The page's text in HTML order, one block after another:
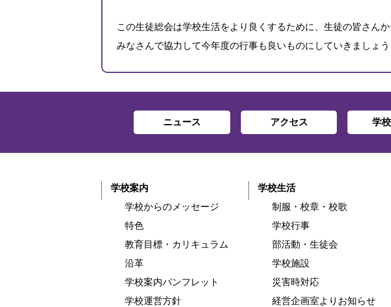
この生徒総会は学校生活をより良くするために、生徒の皆さん
みなさんで協力して今年度の行事も良いものにしていきましょ
ニュース アクセス 学
学校案内
学校からのメッセージ
特色
教育目標・カリキュラム
沿革
学校案内パンフレット
学校運営方針
学校生活
制服・校章・校歌
学校行事
部活動・生徒会
学校施設
災害時対応
経営企画室よりお知らせ